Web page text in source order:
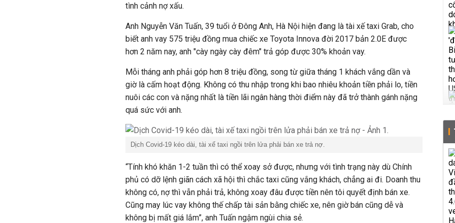
tình cảnh nợ xấu.
Anh Nguyễn Văn Tuấn, 39 tuổi ở Đông Anh, Hà Nội hiện đang là tài xế taxi Grab, cho
biết anh vay 575 triệu đồng mua chiếc xe Toyota Innova đời 2017 bản 2.0E được
hơn 2 năm nay, anh "cày ngày cày đêm" trả góp được 30% khoản vay.
Mỗi tháng anh phải góp hơn 8 triệu đồng, song từ giữa tháng 1 khách vắng dần và
giờ là cấm hoạt động. Không có thu nhập trong khi bao nhiêu khoản tiền phải lo, tiền
nuôi các con và nặng nhất là tiền lãi ngân hàng thời điểm này đã trở thành gánh nặng
quá sức với anh.
Dịch Covid-19 kéo dài, tài xế taxi ngồi trên lửa phải bán xe trả nợ.
“Tính khó khăn 1-2 tuần thì có thể xoay sở được, nhưng với tình trạng này dù Chính
phủ có dỡ lệnh giãn cách xã hội thì chắc taxi cũng vắng khách, chẳng ai đi. Doanh thu
không có, nợ thì vẫn phải trả, không xoay đâu được tiền nên tôi quyết định bán xe.
Cũng may lúc vay không thế chấp tài sản bằng chiếc xe, nên giờ bán cũng dễ và
không bị mất giá lắm”, anh Tuấn ngậm ngùi chia sẻ.